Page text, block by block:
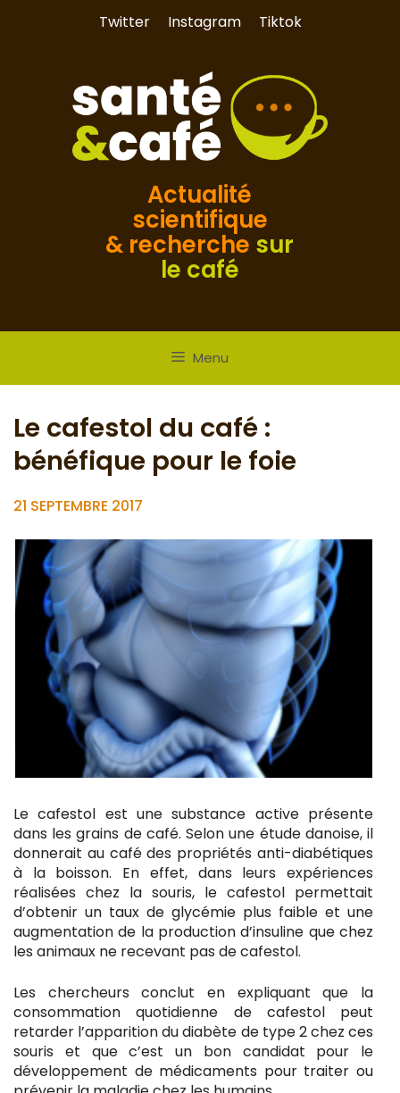
Twitter Instagram Tiktok
Actualité
scientifique
& recherche sur
le café
Menu
Le cafestol du café :
bénéfique pour le foie
21 SEPTEMBRE 2017
Le cafestol est une substance active présente
dans les grains de café. Selon une étude danoise, il
donnerait au café des propriétés anti-diabétiques
à la boisson. En effet, dans leurs expériences
réalisées chez la souris, le cafestol permettait
d’obtenir un taux de glycémie plus faible et une
augmentation de la production d’insuline que chez
les animaux ne recevant pas de cafestol.
Les chercheurs conclut en expliquant que la
consommation quotidienne de cafestol peut
retarder l’apparition du diabète de type 2 chez ces
souris et que c’est un bon candidat pour le
développement de médicaments pour traiter ou